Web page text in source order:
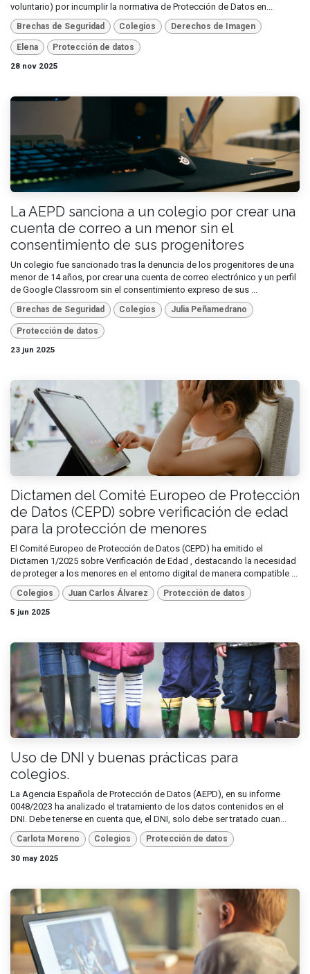
voluntario) por incumplir la normativa de Protección de Datos en...
Brechas de Seguridad Colegios Derechos de Imagen
Elena
Protección de datos
28 nov 2025
La AEPD sanciona a un colegio por crear una
cuenta de correo a un menor sin el
consentimiento de sus progenitores
Un colegio fue sancionado tras la denuncia de los progenitores de una
menor de 14 años, por crear una cuenta de correo electrónico y un perfil
de Google Classroom sin el consentimiento expreso de sus ...
Brechas de Seguridad Colegios Julia Peñamedrano
Protección de datos
23 jun 2025
Dictamen del Comité Europeo de Protección
de Datos (CEPD) sobre verificación de edad
para la protección de menores
El Comité Europeo de Protección de Datos (CEPD) ha emitido el
Dictamen 1/2025 sobre Verificación de Edad , destacando la necesidad
de proteger a los menores en el entorno digital de manera compatible ...
Colegios Juan Carlos Álvarez
Protección de datos
5 jun 2025
Uso de DNI y buenas prácticas para
colegios.
La Agencia Española de Protección de Datos (AEPD), en su informe
0048/2023 ha analizado el tratamiento de los datos contenidos en el
DNI. Debe tenerse en cuenta que, el DNI, solo debe ser tratado cuan...
Carlota Moreno Colegios
Protección de datos
30 may 2025